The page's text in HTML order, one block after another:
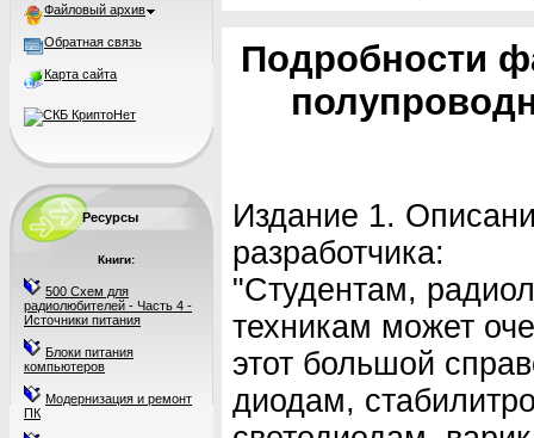
Файловый архив
Обратная связь
Карта сайта
Ресурсы
Книги:
500 Схем для
радиолюбителей - Часть 4 -
Источники питания
Блоки питания
компьютеров
Модернизация и ремонт
ПК
Подробности
Издание 1.
разработчика:
"Студентам,
техникам может
этот большой
диодам,